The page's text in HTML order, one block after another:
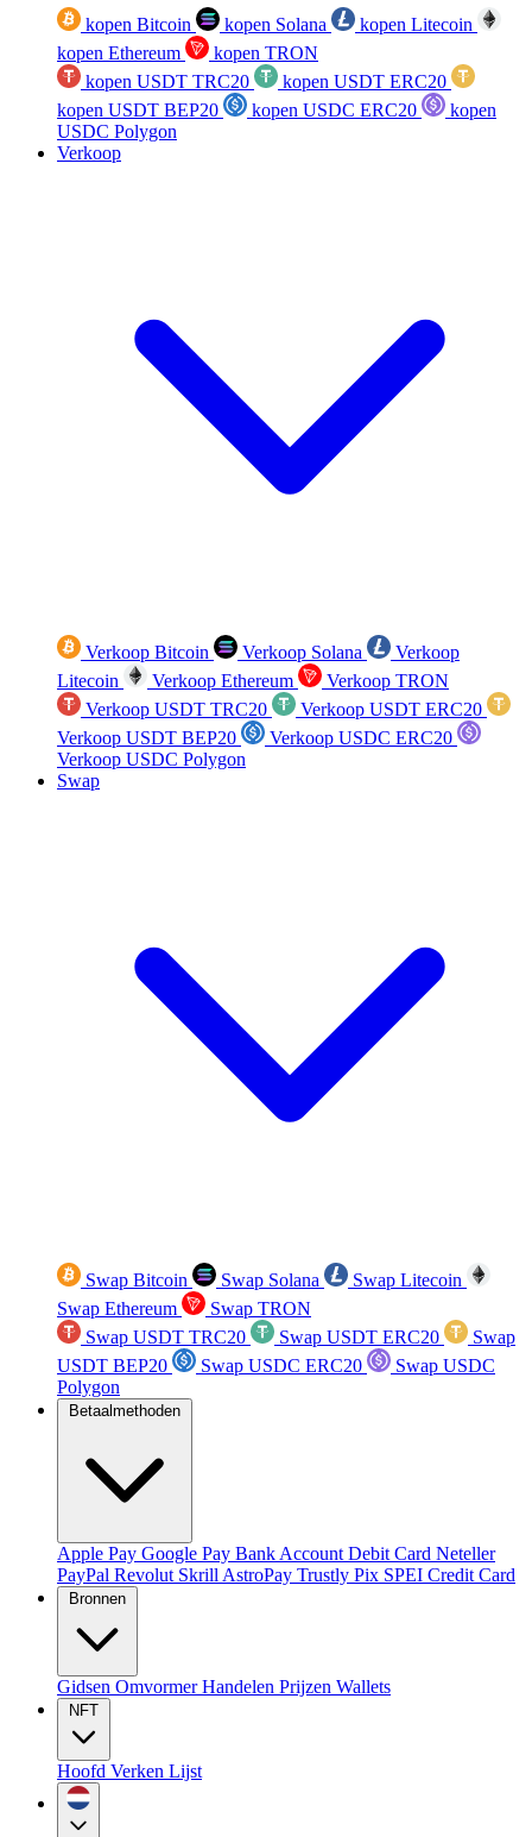
kopen Bitcoin kopen Solana
kopen Litecoin
kopen Ethereum
kopen TRON
kopen USDT TRC20
kopen USDT ERC20
kopen USDT BEP20
kopen USDC ERC20
kopen
USDC Polygon
Verkoop
Verkoop Bitcoin Verkoop Solana
Verkoop
Litecoin
Verkoop Ethereum
Verkoop TRON
Verkoop USDT TRC20
Verkoop USDT ERC20
Verkoop USDT BEP20
Verkoop USDC ERC20
Verkoop USDC Polygon
Swap
Swap Bitcoin Swap Solana
Swap Litecoin
Swap Ethereum
Swap TRON
Swap USDT TRC20
Swap USDT ERC20
Swap
USDT BEP20
Swap USDC ERC20
Swap USDC
Polygon
Betaalmethoden
Apple Pay Google Pay Bank Account Debit Card Neteller
PayPal Revolut Skrill AstroPay Trustly Pix SPEI Credit Card
Bronnen
Gidsen OmvormerHandelen Prijzen Wallets
NFT
Hoofd Verken Lijst